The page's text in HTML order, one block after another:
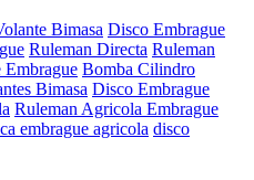
Bimasa Disco Embrague
Ruleman Directa Ruleman
Embrague Bomba Cilindro
Bimasa Disco Embrague
Ruleman Agricola Embrague
embrague agricola disco